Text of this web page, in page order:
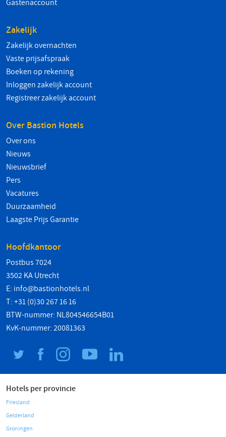
Gastenaccount
Zakelijk
Zakelijk overnachten
Vaste prijsafspraak
Boeken op rekening
Inloggen zakelijk account
Registreer zakelijk account
Over Bastion Hotels
Over ons
Nieuws
Nieuwsbrief
Pers
Vacatures
Duurzaamheid
Laagste Prijs Garantie
Hoofdkantoor
Postbus 7024
3502 KA Utrecht
E: info@bastionhotels.nl
T: +31 (0)30 267 16 16
BTW-nummer: NL804546654B01
KvK-nummer: 20081363
Hotels per provincie
Friesland
Gelderland
Groningen